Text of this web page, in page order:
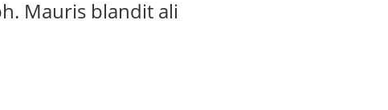
Mauris blandit ali